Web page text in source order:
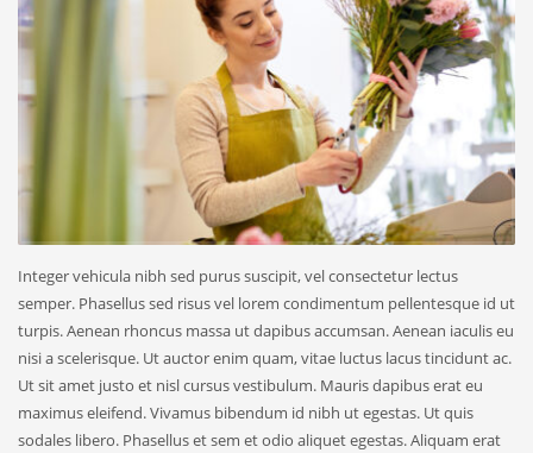
Integer vehicula nibh sed purus suscipit, vel consectetur lectus
semper. Phasellus sed risus vel lorem condimentum pellentesque id ut
turpis. Aenean rhoncus massa ut dapibus accumsan. Aenean iaculis eu
nisi a scelerisque. Ut auctor enim quam, vitae luctus lacus tincidunt ac.
Ut sit amet justo et nisl cursus vestibulum. Mauris dapibus erat eu
maximus eleifend. Vivamus bibendum id nibh ut egestas. Ut quis
sodales libero. Phasellus et sem et odio aliquet egestas. Aliquam erat